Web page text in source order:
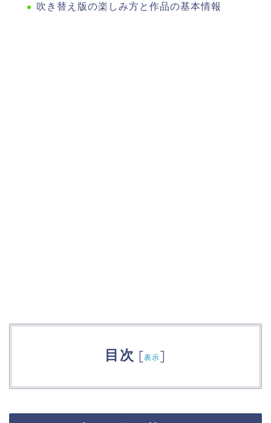
吹き替え版の楽しみ方と作品の基本情報
目次 [表示]